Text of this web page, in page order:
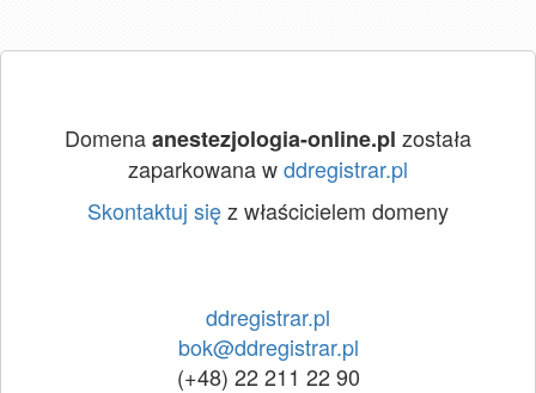
Domenaanestezjologia-online.pl została
zaparkowana wddregistrar.pl
Skontaktuj sięz właścicielem domeny
ddregistrar.pl
bok@ddregistrar.pl
(+48) 22 211 22 90